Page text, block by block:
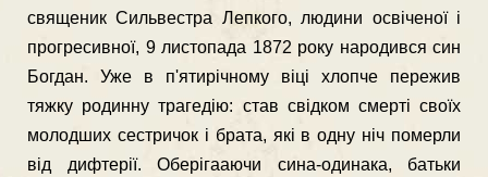
священик Сильвестра Лепкого, людини освіченої і
прогресивної, 9 листопада 1872 року народився син
Богдан. Уже в п'ятирічному віці хлопче пережив
тяжку родинну трагедію: став свідком смерті своїх
молодших сестричок і брата, які в одну ніч померли
від дифтерії. Оберігааючи сина-одинака, батьки